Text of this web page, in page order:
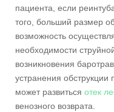
пациента, если
того, больший размер
возможность
необходимости
возникновения
устранения
может развиться отек
венозного возврата.